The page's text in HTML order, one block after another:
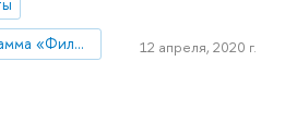
Образовательная программа «Филология»
12 апреля, 2020 г.